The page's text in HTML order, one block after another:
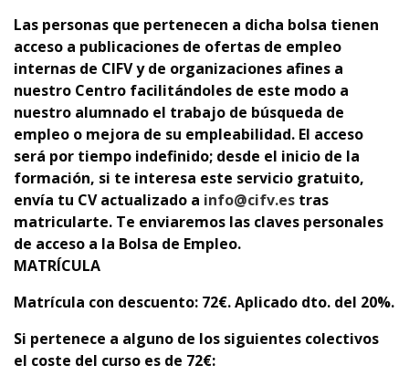
Las personas que pertenecen a dicha bolsa tienen
acceso a publicaciones de ofertas de empleo
internas de CIFV y de organizaciones afines a
nuestro Centro facilitándoles de este modo a
nuestro alumnado el trabajo de búsqueda de
empleo o mejora de su empleabilidad. El acceso
será por tiempo indefinido; desde el inicio de la
formación, si te interesa este servicio gratuito,
envía tu CV actualizado a info@cifv.es tras
matricularte. Te enviaremos las claves personales
de acceso a la Bolsa de Empleo.
MATRÍCULA
Matrícula con descuento: 72€. Aplicado dto. del 20%.
Si pertenece a alguno de los siguientes colectivos
el coste del curso es de 72€: